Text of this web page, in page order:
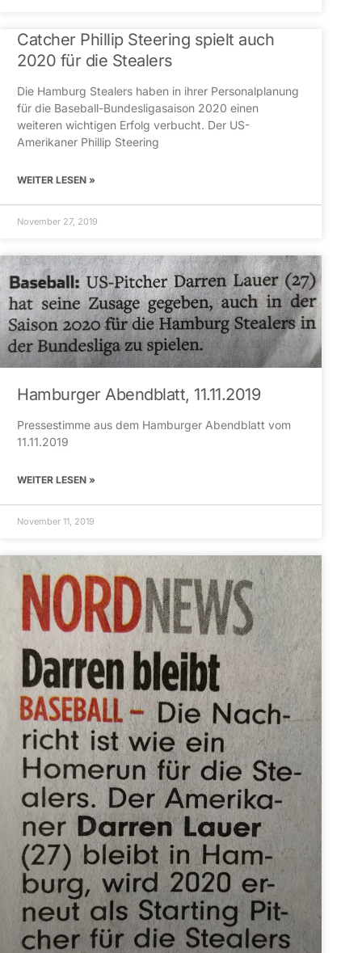
Catcher Phillip Steering spielt auch
2020 für die Stealers
Die Hamburg Stealers haben in ihrer Personalplanung
für die Baseball-Bundesligasaison 2020 einen
weiteren wichtigen Erfolg verbucht. Der US-
Amerikaner Phillip Steering
WEITER LESEN »
November 27, 2019
Hamburger Abendblatt, 11.11.2019
Pressestimme aus dem Hamburger Abendblatt vom
11.11.2019
WEITER LESEN »
November 11, 2019